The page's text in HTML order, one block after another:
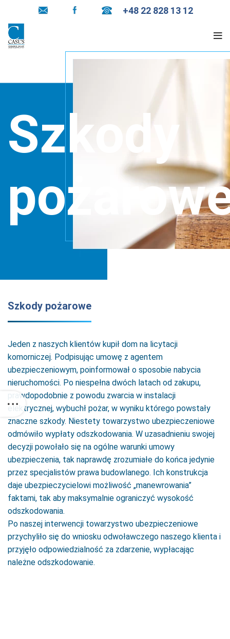
+48 22 828 13 12
Szkody
Szkody pożarowe
Jeden z naszych klientów kupił dom na licytacji
komorniczej. Podpisując umowę z agentem
ubezpieczeniowym, poinformował o sposobie nabycia
nieruchomości. Po niespełna dwóch latach od zakupu,
prawdopodobnie z powodu zwarcia w instalacji
elektrycznej, wybuchł pożar, w wyniku którego powstały
znaczne szkody. Niestety towarzystwo ubezpieczeniowe
odmówiło wypłaty odszkodowania. W uzasadnieniu swojej
decyzji powołało się na ogólne warunki umowy
ubezpieczenia, tak naprawdę zrozumiałe do końca jedynie
przez specjalistów prawa budowlanego. Ich konstrukcja
daje ubezpieczycielowi możliwość „manewrowania”
faktami, tak aby maksymalnie ograniczyć wysokość
odszkodowania.
Po naszej interwencji towarzystwo ubezpieczeniowe
przychyliło się do wniosku odwoławczego naszego klienta i
przyjęło odpowiedzialność za zdarzenie, wypłacając
należne odszkodowanie.